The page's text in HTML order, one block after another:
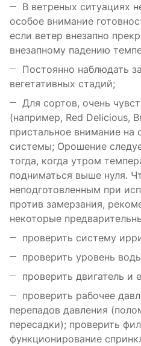
В ветреных ситуациях
особое внимание
если ветер внезапно
внезапному падению
Постоянно наблюдать
вегетативных стадий;
Для сортов, очень
(например, Red Delicious,
пристальное внимание на
системы; Орошение
тогда, когда утром
подниматься выше нуля.
неподготовленным при
против замерзания,
некоторые
проверить систему
проверить уровень
проверить двигатель и
проверить рабочее
перепадов давления
пересадки); проверить
функционирование